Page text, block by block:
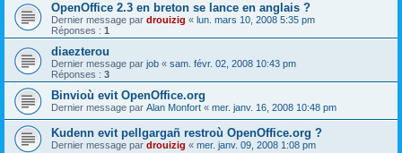
OpenOffice 2.3 en breton se lance en anglais ?
Dernier message par drouizig « lun. mars 10, 2008 5:35 pm
Réponses : 1
diaezterou
Dernier message par job « sam. févr. 02, 2008 10:43 pm
Réponses : 3
Binvioù evit OpenOffice.org
Dernier message par Alan Monfort « mer. janv. 16, 2008 10:48 pm
Kudenn evit pellgargañ restroù OpenOffice.org ?
Dernier message par drouizig « mer. janv. 09, 2008 1:08 pm